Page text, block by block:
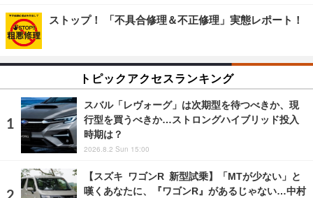
ストップ！ 「不具合修理＆不正修理」実態レポート！
トピックアクセスランキング
スバル「レヴォーグ」は次期型を待つべきか、現
行型を買うべきか…ストロングハイブリッド投入
時期は？
2026.8.2 Sun 15:00
【スズキ ワゴンR 新型試乗】「MTが少ない」と
嘆くあなたに、『ワゴンR』があるじゃない…中村